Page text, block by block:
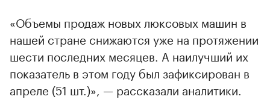
«Объемы продаж новых люксовых машин в
нашей стране снижаются уже на протяжении
шести последних месяцев. А наилучший их
показатель в этом году был зафиксирован в
апреле (51 шт.)», — рассказали аналитики.